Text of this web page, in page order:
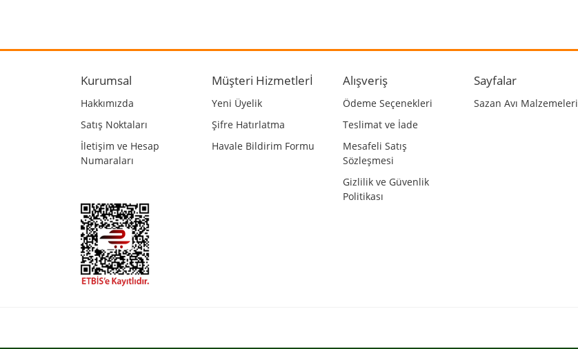
Ürün resmi kalitesiz, bozuk veya görüntülenemiyor.
Ürün bilgilerinde hatalar bulunuyor.
Ürün fiyatı diğer sitelerden daha pahalı.
Bu ürüne benzer farklı alternatifler olmalı.
Kurumsal
Hakkımızda
Satış Noktaları
İletişim ve Hesap
Numaraları
Müşteri Hizmetlerİ
Yeni Üyelik
Şifre Hatırlatma
Havale Bildirim Formu
Alışveriş
Ödeme Seçenekleri
Teslimat ve İade
Mesafeli Satış
Sözleşmesi
Gizlilik ve Güvenlik
Politikası
Sayfalar
Sazan Avı Malzemeleri